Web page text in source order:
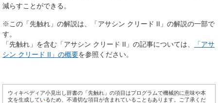
減らすことができる。
※この「先触れ」の解説は、「アサシン クリード II」の解説の一部で
す。
「先触れ」を含む「アサシン クリード II」の記事については、
「アサ
シン クリード II」の概要を参照ください。
ウィキペディア小見出し辞書の「先触れ」の項目はプログラムで機械的に意味や本
文を生成しているため、不適切な項目が含まれていることもあります。ご了承くだ